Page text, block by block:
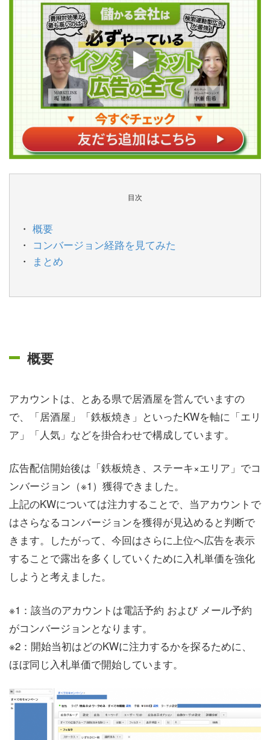
目次
概要
コンバージョン経路を見てみた
まとめ
概要
アカウントは、とある県で居酒屋を営んでいますの
で、「居酒屋」「鉄板焼き」といったKWを軸に「エリ
ア」「人気」などを掛合わせで構成しています。
広告配信開始後は「鉄板焼き、ステーキ×エリア」でコ
ンバージョン（※1）獲得できました。
上記のKWについては注力することで、当アカウントで
はさらなるコンバージョンを獲得が見込めると判断で
きます。したがって、今回はさらに上位へ広告を表示
することで露出を多くしていくために入札単価を強化
しようと考えました。
※1：該当のアカウントは電話予約 および メール予約
がコンバージョンとなります。
※2：開始当初はどのKWに注力するかを探るために、
ほぼ同じ入札単価で開始しています。